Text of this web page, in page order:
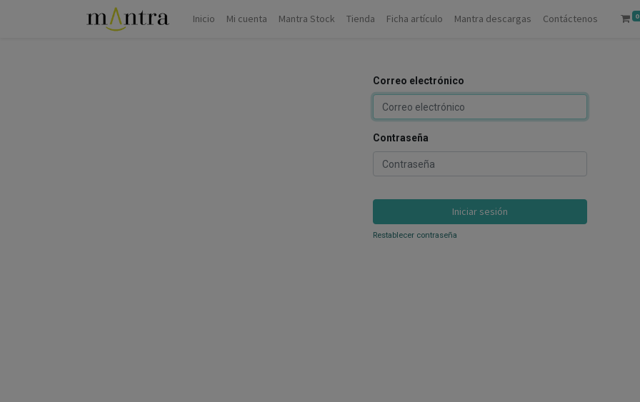
Inicio Mi cuenta Mantra Stock Tienda Ficha artículo Mantra descargas Contáctenos 0
Correo electrónico
Contraseña
Iniciar sesión
Restablecer contraseña